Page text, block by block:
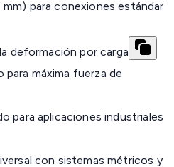
para conexiones estándar
deformación por carga
para máxima fuerza de
para aplicaciones industriales
con sistemas métricos y